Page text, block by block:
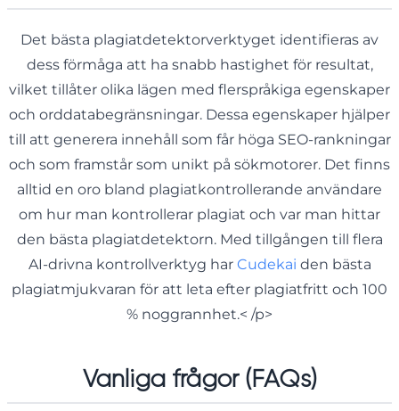
Det bästa plagiatdetektorverktyget identifieras av
dess förmåga att ha snabb hastighet för resultat,
vilket tillåter olika lägen med flerspråkiga egenskaper
och orddatabegränsningar. Dessa egenskaper hjälper
till att generera innehåll som får höga SEO-rankningar
och som framstår som unikt på sökmotorer. Det finns
alltid en oro bland plagiatkontrollerande användare
om hur man kontrollerar plagiat och var man hittar
den bästa plagiatdetektorn. Med tillgången till flera
AI-drivna kontrollverktyg har Cudekai den bästa
plagiatmjukvaran för att leta efter plagiatfritt och 100
% noggrannhet.< /p>
Vanliga frågor (FAQs)